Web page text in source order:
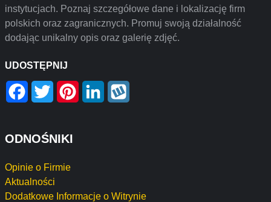
instytucjach. Poznaj szczegółowe dane i lokalizację firm
polskich oraz zagranicznych. Promuj swoją działalność
dodając unikalny opis oraz galerię zdjęć.
UDOSTĘPNIJ
Facebook
Twitter PinterestLinkedIn
ODNOŚNIKI
Opinie o Firmie
Aktualności
Dodatkowe Informacje o Witrynie